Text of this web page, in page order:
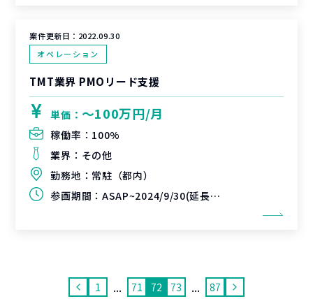
案件更新日： 2022.09.30
オペレーション
TMT業界 PMOリード支援
単価： 〜100万円/月
稼働率： 100%
業界： その他
勤務地： 常駐（都内）
参画期間： ASAP~2024/9/30(延長可能性あり)
1 ... 71 72 73 ... 87